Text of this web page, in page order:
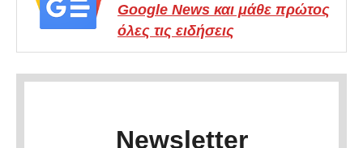
Google News και μάθε πρώτος
όλες τις ειδήσεις
Newsletter